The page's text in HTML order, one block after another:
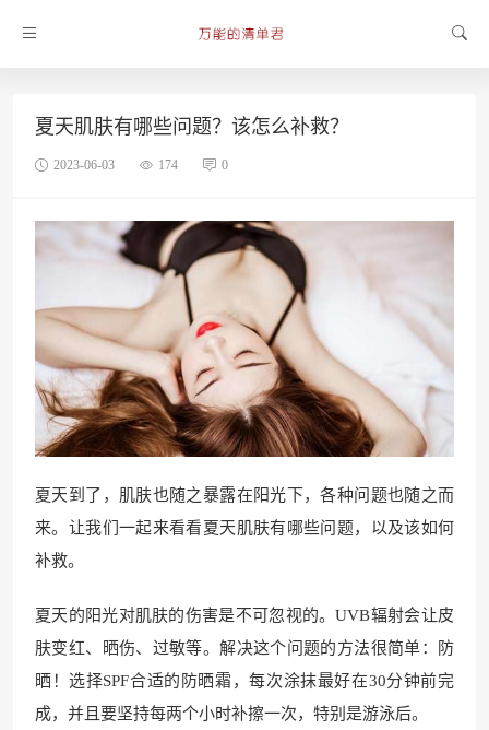
夏天肌肤有哪些问题？该怎么补救？
2023-06-03 174 0
夏天到了，肌肤也随之暴露在阳光下，各种问题也随之而
来。让我们一起来看看夏天肌肤有哪些问题，以及该如何
补救。
夏天的阳光对肌肤的伤害是不可忽视的。UVB辐射会让皮
肤变红、晒伤、过敏等。解决这个问题的方法很简单：防
晒！选择SPF合适的防晒霜，每次涂抹最好在30分钟前完
成，并且要坚持每两个小时补擦一次，特别是游泳后。